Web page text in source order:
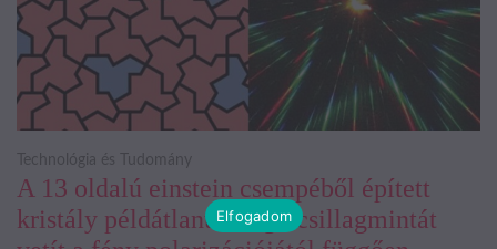
A 13 oldalú einstein csempéből épített
kristály példátlanul forgó csillagmintát
Technológia és Tudomány
Elfogadom